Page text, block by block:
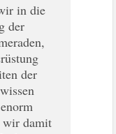
in die
der
der
wir damit